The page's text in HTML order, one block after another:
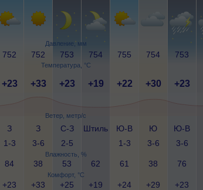
Давление, мм
Температура, °C
Ветер, метр/с
Влажность, %
Комфорт, °C
752 752 753 754 755 754 753
+23 +33 +23 +19 +22 +30 +23
З
1-3
З
3-6
С-З
2-5
Штиль
Ю-В
1-3
Ю
3-6
Ю-В
3-6
84 38 53 62 61 38 76
+23 +33 +25 +19 +24 +29 +23